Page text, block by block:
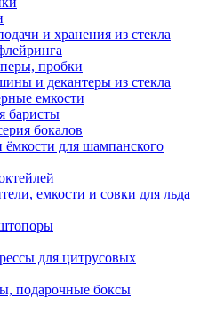
и хранения из стекла
пробки
и декантеры из стекла
емкости
баристы
бокалов
для шампанского
емкости и совки для льда
для цитрусовых
подарочные боксы